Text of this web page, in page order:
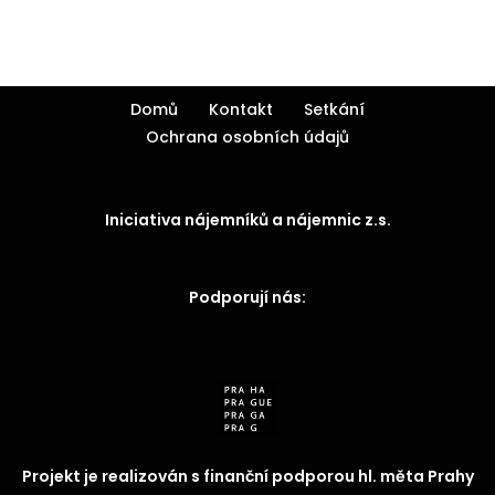
Domů Kontakt
Setkání
Ochrana osobních údajů
Iniciativa nájemníků a nájemnic z.s.
Podporují nás:
Projekt je realizován s finanční podporou hl. měta Prahy